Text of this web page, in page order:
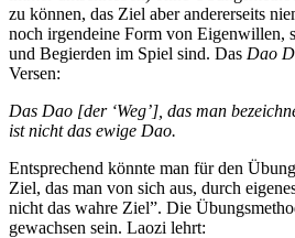
zu können, das Ziel aber andererseits
noch irgendeine Form von Eigenwillen,
und Begierden im Spiel sind. Das Dao
Versen:
Das Dao [der ‘Weg’], das man
ist nicht das ewige Dao.
Entsprechend könnte man für den
Ziel, das man von sich aus, durch
nicht das wahre Ziel”. Die
gewachsen sein. Laozi lehrt: